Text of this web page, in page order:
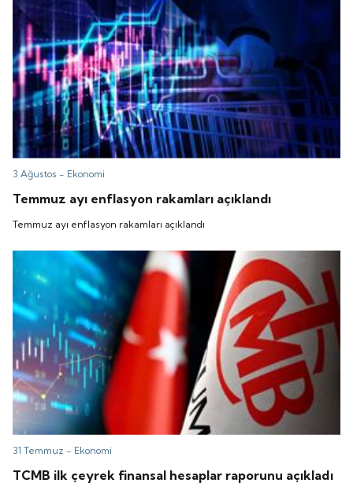
3 Ağustos - Ekonomi
Temmuz ayı enflasyon rakamları açıklandı
Temmuz ayı enflasyon rakamları açıklandı
31 Temmuz - Ekonomi
TCMB ilk çeyrek finansal hesaplar raporunu açıkladı